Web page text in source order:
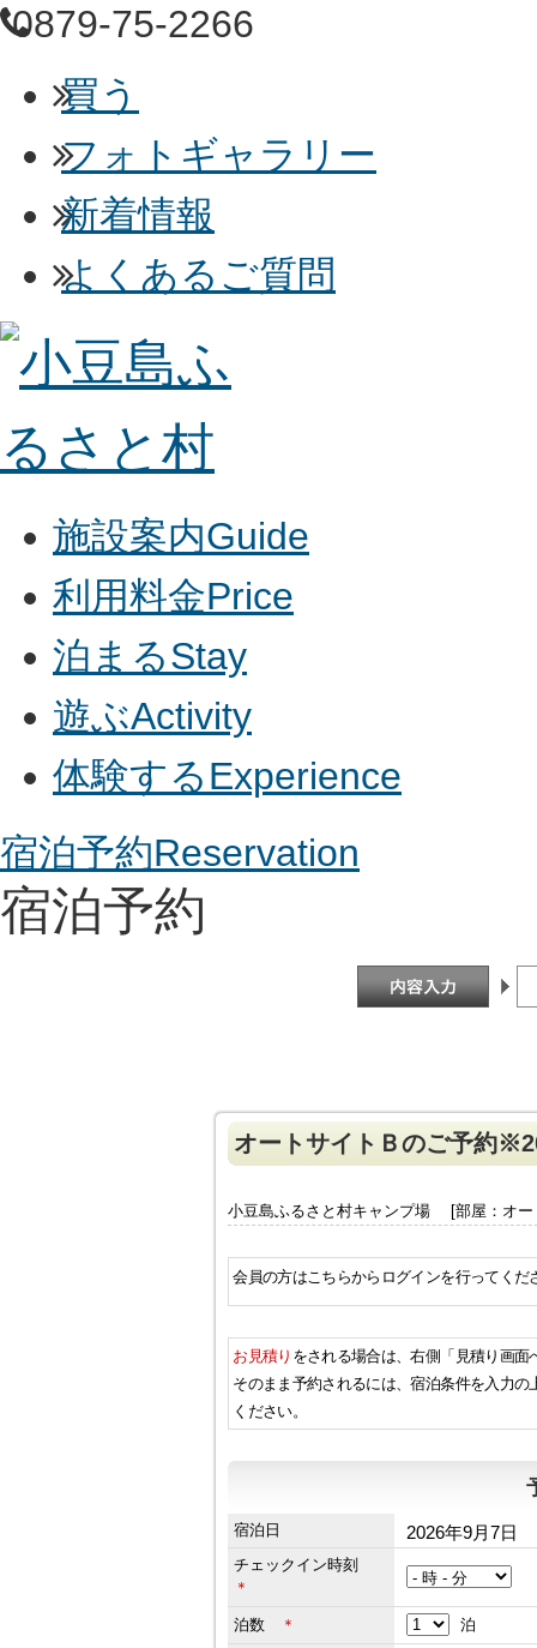
0879-75-2266
買う
フォトギャラリー
新着情報
よくあるご質問
施設案内Guide
利用料金Price
泊まるStay
遊ぶActivity
体験するExperience
宿泊予約Reservation
宿泊予約
オートサイトＢのご予約
小豆島ふるさと村キャンプ場 [部屋：オー
会員の方はこちらからログインを行ってくだ
お見積り をされる場合は、右側「見積り画
そのまま予約されるには、宿泊条件を入力
ください。
宿泊日 2026年9月7日
チェックイン時刻
＊
泊数 ＊ 泊